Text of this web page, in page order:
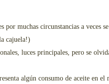
por muchas circunstancias a veces
cajuela!)
luces principales, pero se
algún consumo de aceite en